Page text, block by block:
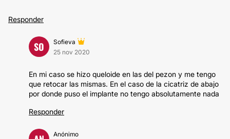
Responder
SO
Sofieva
25 nov 2020
En mi caso se hizo queloide en las del pezon y me tengo
que retocar las mismas. En el caso de la cicatriz de abajo
por donde puso el implante no tengo absolutamente nada
Responder
Anónimo